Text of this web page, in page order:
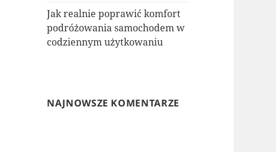
Jak realnie poprawić komfort
podróżowania samochodem w
codziennym użytkowaniu
NAJNOWSZE KOMENTARZE